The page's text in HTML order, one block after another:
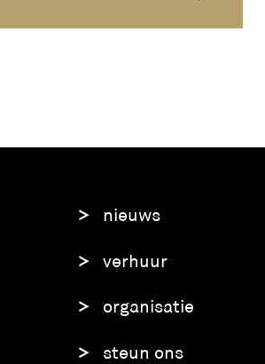
nieuws
verhuur
organisatie
steun ons